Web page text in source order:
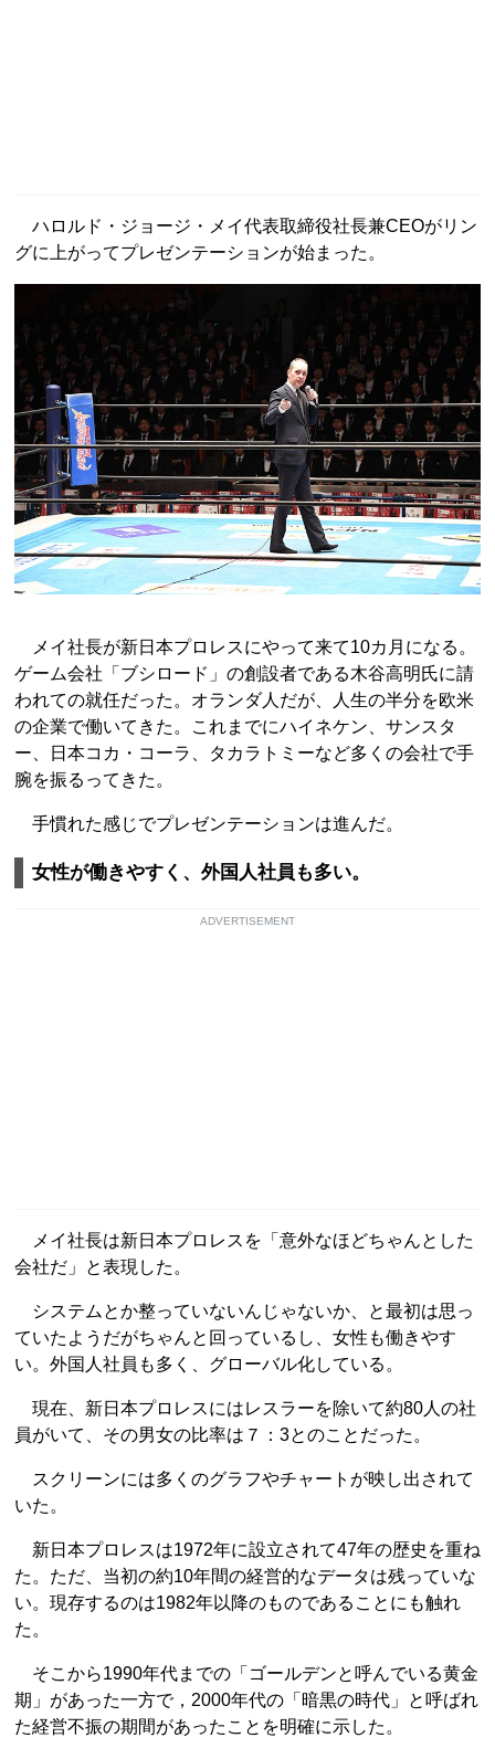
ハロルド・ジョージ・メイ代表取締役社長兼CEOがリン
グに上がってプレゼンテーションが始まった。
メイ社長が新日本プロレスにやって来て10カ月になる。
ゲーム会社「ブシロード」の創設者である木谷高明氏に請
われての就任だった。オランダ人だが、人生の半分を欧米
の企業で働いてきた。これまでにハイネケン、サンスタ
ー、日本コカ・コーラ、タカラトミーなど多くの会社で手
腕を振るってきた。
手慣れた感じでプレゼンテーションは進んだ。
女性が働きやすく、外国人社員も多い。
ADVERTISEMENT
メイ社長は新日本プロレスを「意外なほどちゃんとした
会社だ」と表現した。
システムとか整っていないんじゃないか、と最初は思っ
ていたようだがちゃんと回っているし、女性も働きやす
い。外国人社員も多く、グローバル化している。
現在、新日本プロレスにはレスラーを除いて約80人の社
員がいて、その男女の比率は７：3とのことだった。
スクリーンには多くのグラフやチャートが映し出されて
いた。
新日本プロレスは1972年に設立されて47年の歴史を重ね
た。ただ、当初の約10年間の経営的なデータは残っていな
い。現存するのは1982年以降のものであることにも触れ
た。
そこから1990年代までの「ゴールデンと呼んでいる黄金
期」があった一方で，2000年代の「暗黒の時代」と呼ばれ
た経営不振の期間があったことを明確に示した。